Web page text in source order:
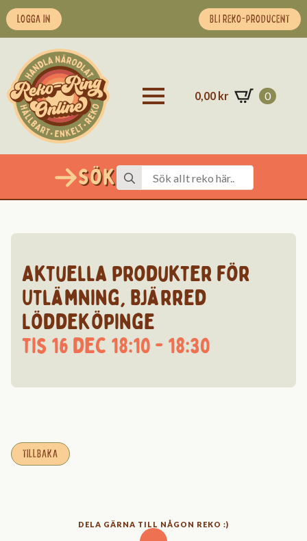
LOGGA IN BLI REKO-PRODUCENT
0,00 kr 0
Sök Search
for:
Aktuella produkter för
Utlämning, Bjärred
Löddeköpinge
tis 16 dec 18:10 - 18:30
TILLBAKA
DELA GÄRNA TILL NÅGON REKO :)